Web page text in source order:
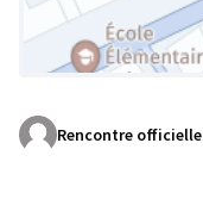
Rencontre officielle